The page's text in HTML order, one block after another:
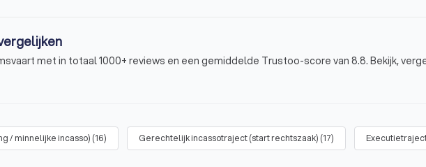
met in totaal 1000+ reviews en een gemiddelde Trustoo-score van 8.8. Bekijk,
/ minnelijke incasso) (16) Gerechtelijk incassotraject (start rechtszaak) (17)